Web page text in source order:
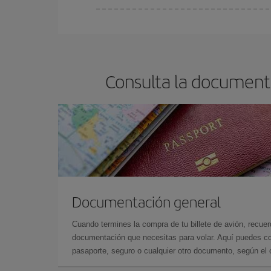
Consulta la
Documentación general
Cuando termines la compra de tu billete de avión,
documentación que necesitas para volar. Aquí puedes
pasaporte, seguro o cualquier otro documento, según